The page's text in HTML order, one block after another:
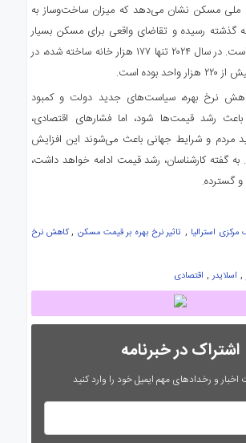
ملی مسکن نشان می‌دهد که میزان ساخت‌وساز به
گذشته رسیده و تقاضای واقعی برای مسکن بسیار
بالاتر از عرضه فعلی است. در سال ۲۰۲۴ تنها ۱۷۷ هزار خانه ساخته شده، در
بوده است.
نرخ بهره، سیاست‌های جدید دولت و کمبود
رشد قیمت‌ها شود، اما فشارهای اقتصادی،
مردم و شرایط جهانی باعث می‌شوند این افزایش
به گفته کارشناسان، رشد قیمت ادامه خواهد داشت،
گسترده.
مرکزی استرالیا , تاثیر نرخ بهره بر قیمت مسکن,کاهش نرخ
, اسلایدر, اقتصادی
اشتراک در خبرنامه
اخبار و رخدادهای مهم ایمیل خود را وارد کنید